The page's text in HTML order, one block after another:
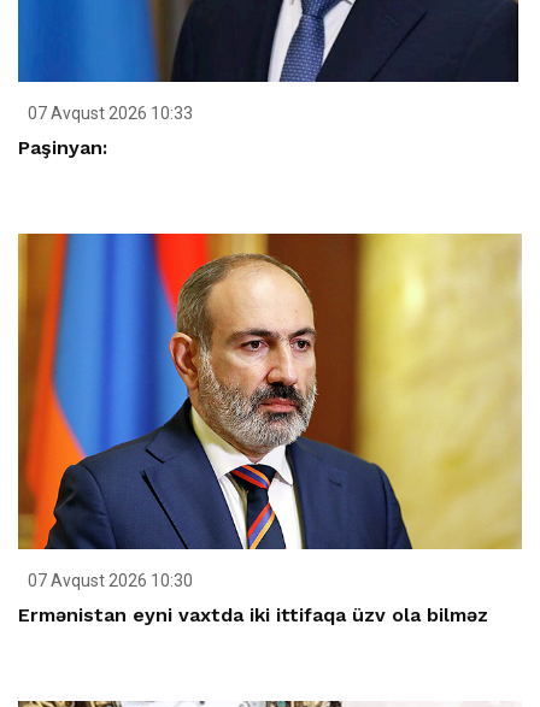
07 Avqust 2026 10:33
Paşinyan:
07 Avqust 2026 10:30
Ermənistan eyni vaxtda iki ittifaqa üzv ola bilməz